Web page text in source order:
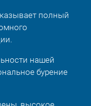
полный
нашей
бурение